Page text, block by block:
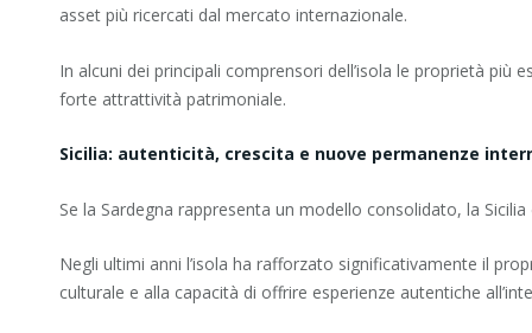
asset più ricercati dal mercato internazionale.
In alcuni dei principali comprensori dell’isola le proprietà
forte attrattività patrimoniale.
Sicilia: autenticità, crescita e nuove permanenze
Se la Sardegna rappresenta un modello consolidato, la
Negli ultimi anni l’isola ha rafforzato significativamente il
culturale e alla capacità di offrire esperienze autentiche